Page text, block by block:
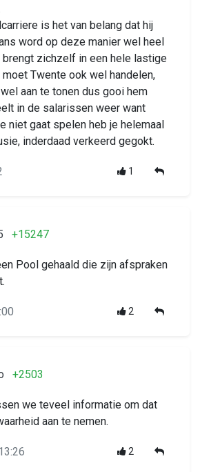
is het van belang dat hij
word op deze manier wel heel
brengt zichzelf in een hele lastige
Twente ook wel handelen,
aan te tonen dus gooi hem
in de salarissen weer want
niet gaat spelen heb je helemaal
inderdaad verkeerd gegokt.
1
+15247
Pool gehaald die zijn afspraken
2
+2503
we teveel informatie om dat
aan te nemen.
2